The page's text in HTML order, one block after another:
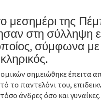
μεσημέρι της
στη σύλληψη
σύμφωνα με
σημειώθηκε έπειτα
το παντελόνι του,
άνδρες όσο και γυναίκες.